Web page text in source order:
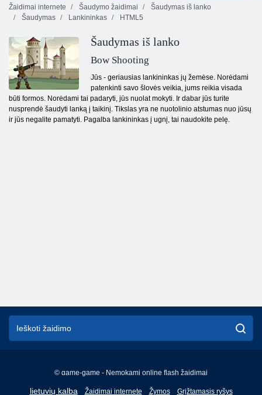
Žaidimai internete
Šaudymo žaidimai
Šaudymas iš lanko
Šaudymas
Lankininkas HTML5
Šaudymas iš lanko
Bow Shooting
Jūs - geriausias lankininkas jų žemėse. Norėdami
patenkinti savo šlovės veikia, jums reikia visada
būti formos. Norėdami tai padaryti, jūs nuolat mokyti. Ir dabar jūs turite
nusprendė šaudyti lanką į taikinį. Tikslas yra ne nuotolinio atstumas nuo jūsų
ir jūs negalite pamatyti. Pagalba lankininkas į ugnį, tai naudokite pelę.
© game-game - Nemokami online flash žaidimai
lietuvių kalba
English
Žaidimai internete Žymos Grįžtamasis ryšys